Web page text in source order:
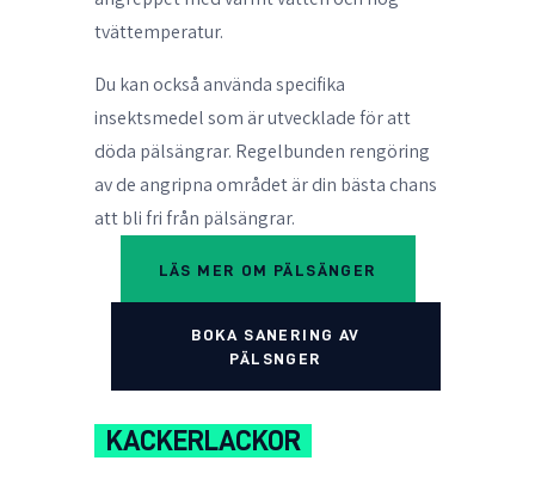
tvättemperatur.
Du kan också använda specifika
insektsmedel som är utvecklade för att
döda pälsängrar. Regelbunden rengöring
av de angripna området är din bästa chans
att bli fri från pälsängrar.
LÄS MER OM PÄLSÄNGER
BOKA SANERING AV
PÄLSNGER
KACKERLACKOR